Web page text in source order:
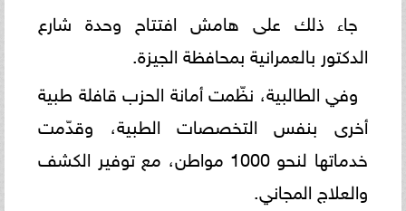
جاء ذلك على هامش افتتاح وحدة شارع
الدكتور بالعمرانية بمحافظة الجيزة.
وفي الطالبية، نظّمت أمانة الحزب قافلة طبية
أخرى بنفس التخصصات الطبية، وقدّمت
خدماتها لنحو 1000 مواطن، مع توفير الكشف
والعلاج المجاني.